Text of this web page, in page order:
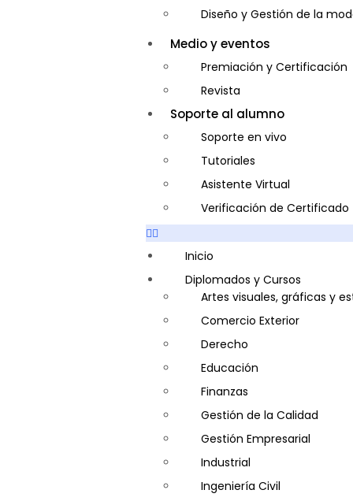
Diseño y Gestión de la
Entrenador Personal y
Gastronomía
Gestor de Crédito y
Guía de Turismo
Inglés Americano
Marketing y Publicidad
Medio Ambiente y Seguridad
Plataforma Bancaria y
Secretaria Corporativo
Telemarketing
Ventas de Productos y
Visitador Médico
Medio y eventos
Premiación y Certificación
Revista
Soporte al alumno
Soporte en vivo
Tutoriales
Asistente Virtual
Verificación de Certificado
Inicio
Diplomados y Cursos
Artes visuales, gráficas y
Comercio Exterior
Derecho
Educación
Finanzas
Gestión de la Calidad
Gestión Empresarial
Industrial
Ingeniería Civil